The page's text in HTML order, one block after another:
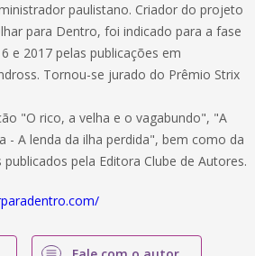
paulistano. Criador do projeto
para Dentro, foi indicado para a fase
e 2017 pelas publicações em
Tornou-se jurado do Prêmio Strix
"O rico, a velha e o vagabundo", "A
- A lenda da ilha perdida", bem como da
publicados pela Editora Clube de Autores.